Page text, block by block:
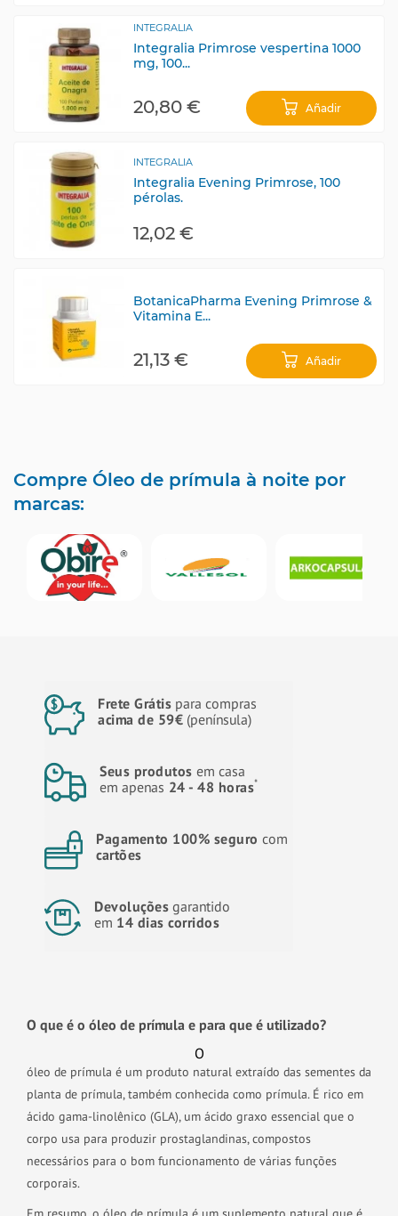
INTEGRALIA
Integralia Primrose vespertina 1000
mg, 100...
20,80 € Añadir
INTEGRALIA
Integralia Evening Primrose, 100
pérolas.
12,02 €
BotanicaPharma Evening Primrose &
Vitamina E...
21,13 € Añadir
Compre Óleo de prímula à noite por
marcas:
Frete Grátis para compras
acima de 59€ (península)
Seus produtos em casa
em apenas 24 - 48 horas*
Pagamento 100% seguro com
cartões
Devoluções garantido
em 14 dias corridos
O que é o óleo de prímula e para que é utilizado?
O
óleo de prímula é um produto natural extraído das sementes da
planta de prímula, também conhecida como prímula. É rico em
ácido gama-linolênico (GLA), um ácido graxo essencial que o
corpo usa para produzir prostaglandinas, compostos
necessários para o bom funcionamento de várias funções
corporais.